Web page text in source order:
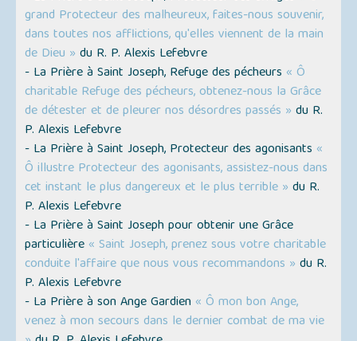
grand Protecteur des malheureux, faites-nous souvenir,
dans toutes nos afflictions, qu'elles viennent de la main
de Dieu » du R. P. Alexis Lefebvre
- La Prière à Saint Joseph, Refuge des pécheurs « Ô
charitable Refuge des pécheurs, obtenez-nous la Grâce
de détester et de pleurer nos désordres passés » du R.
P. Alexis Lefebvre
- La Prière à Saint Joseph, Protecteur des agonisants «
Ô illustre Protecteur des agonisants, assistez-nous dans
cet instant le plus dangereux et le plus terrible » du R.
P. Alexis Lefebvre
- La Prière à Saint Joseph pour obtenir une Grâce
particulière « Saint Joseph, prenez sous votre charitable
conduite l'affaire que nous vous recommandons » du R.
P. Alexis Lefebvre
- La Prière à son Ange Gardien « Ô mon bon Ange,
venez à mon secours dans le dernier combat de ma vie